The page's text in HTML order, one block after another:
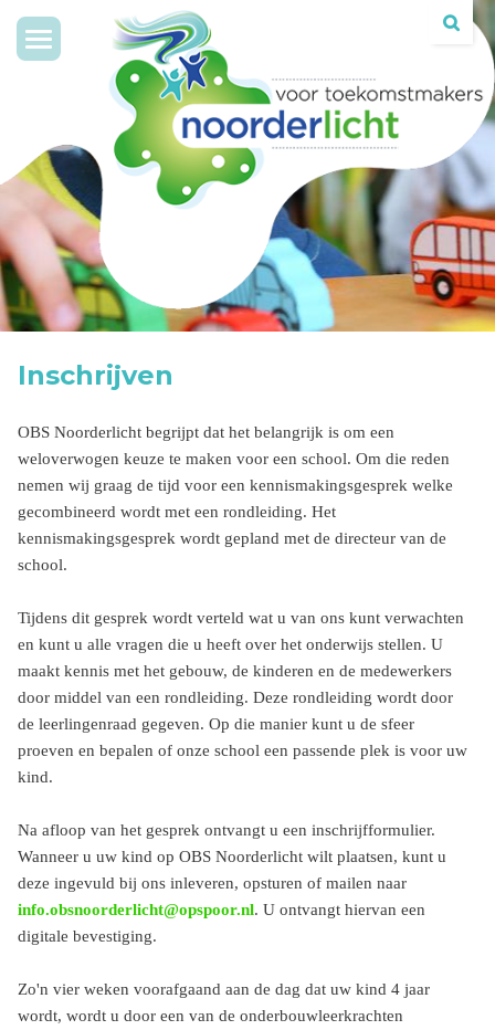
Toggle
navigation
Inschrijven
OBS Noorderlicht begrijpt dat het belangrijk is om een
weloverwogen keuze te maken voor een school. Om die reden
nemen wij graag de tijd voor een kennismakingsgesprek welke
gecombineerd wordt met een rondleiding. Het
kennismakingsgesprek wordt gepland met de directeur van de
school.
Tijdens dit gesprek wordt verteld wat u van ons kunt verwachten
en kunt u alle vragen die u heeft over het onderwijs stellen. U
maakt kennis met het gebouw, de kinderen en de medewerkers
door middel van een rondleiding. Deze rondleiding wordt door
de leerlingenraad gegeven. Op die manier kunt u de sfeer
proeven en bepalen of onze school een passende plek is voor uw
kind.
Na afloop van het gesprek ontvangt u een inschrijfformulier.
Wanneer u uw kind op OBS Noorderlicht wilt plaatsen, kunt u
deze ingevuld bij ons inleveren, opsturen of mailen naar
info.obsnoorderlicht@opspoor.nl. U ontvangt hiervan een
digitale bevestiging.
Zo'n vier weken voorafgaand aan de dag dat uw kind 4 jaar
wordt, wordt u door een van de onderbouwleerkrachten